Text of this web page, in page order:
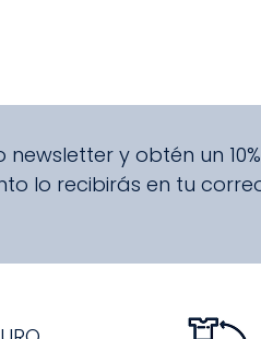
newsletter y obtén un
lo recibirás en tu